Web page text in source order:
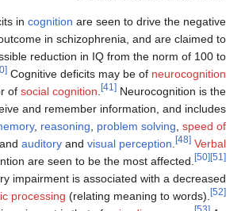
The deficits incognitionare seen to
psychosocial outcome in schizophrenia, and
equate to a possible reduction in IQ from the
70–85.
[49] Cognitive deficits may be of
(nonsocial) or ofsocial cognition. [41]
ability to receive and remember
verbal fluency,memory,reasoning ,problem
processing, andauditoryand visual
memoryand attention are seen to be the most
Verbal memory impairment is associated
level ofsemantic processing(relating